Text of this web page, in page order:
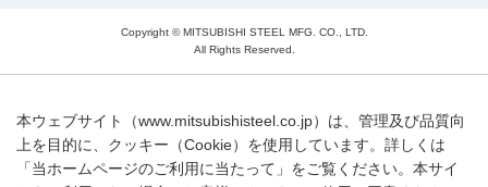
Copyright © MITSUBISHI STEEL MFG. CO., LTD.
All Rights Reserved.
本ウェブサイト（www.mitsubishisteel.co.jp）は、管理及び品質向
上を目的に、クッキー（Cookie）を使用しています。詳しくは
「当ホームページのご利用に当たって」をご覧ください。本サイ